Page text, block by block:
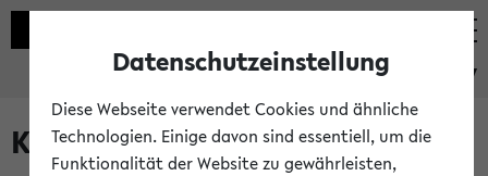
eKVV
Kombisuche im eKVV
Datenschutzeinstellung
Diese Webseite verwendet Cookies und ähnliche
Technologien. Einige davon sind essentiell, um die
Funktionalität der Website zu gewährleisten,